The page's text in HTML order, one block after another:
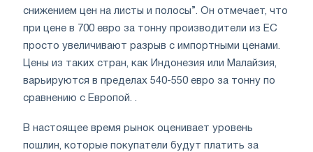
снижением цен на листы и полосы”. Он отмечает, что
при цене в 700 евро за тонну производители из ЕС
просто увеличивают разрыв с импортными ценами.
Цены из таких стран, как Индонезия или Малайзия,
варьируются в пределах 540-550 евро за тонну по
сравнению с Европой. .
В настоящее время рынок оценивает уровень
пошлин, которые покупатели будут платить за